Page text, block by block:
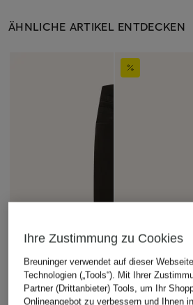
ÄHNLICHE ARTIKEL ENTDECKEN
Ihre Zustimmung zu Cookies
Breuninger verwendet auf dieser
Technologien („Tools“). Mit Ihrer
Partner (Drittanbieter) Tools, um Ihr
Onlineangebot zu verbessern und Ihnen